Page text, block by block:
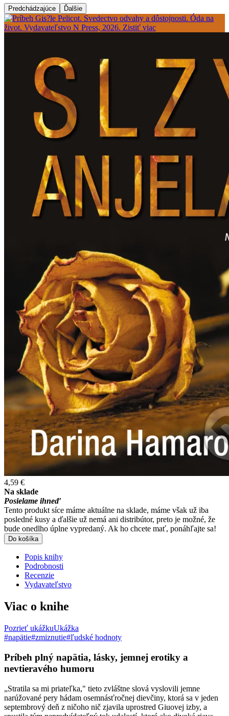
Predchádzajúce Ďalšie
4,59 €
Na sklade
Posielame ihneď
Tento produkt síce máme aktuálne na sklade, máme však už iba
posledné kusy a ďalšie už nemá ani distribútor, preto je možné, že
bude onedlho úplne vypredaný. Ak ho chcete mať, ponáhľajte sa!
Do košíka
Popis knihy
Podrobnosti
Recenzie
Vydavateľstvo
Viac o knihe
Pozrieť ukážkuUkážka
#napätie#zmiznutie#ľudské hodnoty
Príbeh plný napätia, lásky, jemnej erotiky a
nevtieravého humoru
„Stratila sa mi priateľka," tieto zvláštne slová vyslovili jemne
narúžované pery hádam osemnásťročnej dievčiny, ktorá sa v jeden
septembrový deň z ničoho nič zjavila uprostred Giuovej izby, a